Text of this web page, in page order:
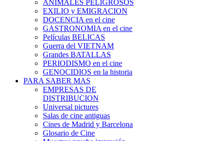
ANIMALES PELIGROSOS
EXILIO y EMIGRACION
DOCENCIA en el cine
GASTRONOMIA en el cine
Películas BELICAS
Guerra del VIETNAM
Grandes BATALLAS
PERIODISMO en el cine
GENOCIDIOS en la historia
PARA SABER MAS
EMPRESAS DE
DISTRIBUCION
Universal pictures
Salas de cine antiguas
Cines de Madrid y Barcelona
Glosario de Cine